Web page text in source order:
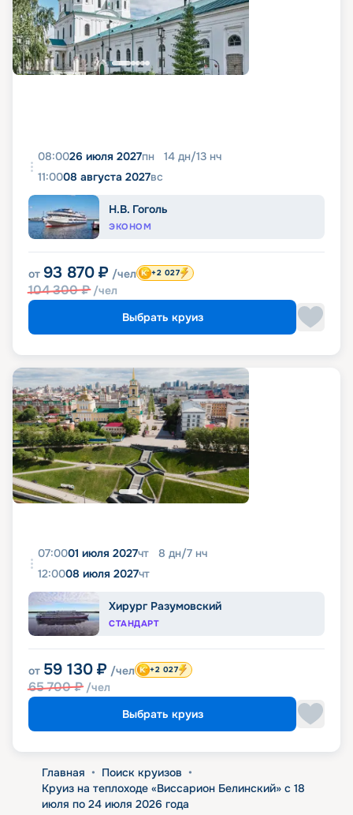
08:0026 июля 2027пн 14 дн/13 нч
11:0008 августа 2027вс
Н.В. Гоголь
ЭКОНОМ
от 93 870 ₽ /чел
104 300₽ /чел
+2 027
Выбрать круиз
07:0001 июля 2027чт 8 дн/7 нч
12:0008 июля 2027чт
Хирург Разумовский
СТАНДАРТ
от 59 130 ₽ /чел
65 700₽ /чел
+2 027
Выбрать круиз
Главная • Поиск круизов •
Круиз на теплоходе «Виссарион Белинский» с 18
июля по 24 июля 2026 года